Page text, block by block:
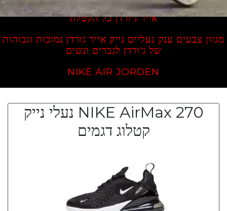
מחירים מטורפים ומשלוח עד לבית מגוריכם נעלי נייק
אייר ג'ורדן כל הקטלוג
מגוון צבעים ענק נעליים נייק אייר גורדן נמוכות וגבוהות
של ג'ורדן לגברים ונשים
NIKE AIR JORDEN
NIKE AirMax 270 נעלי נייק
קטלוג דגמים